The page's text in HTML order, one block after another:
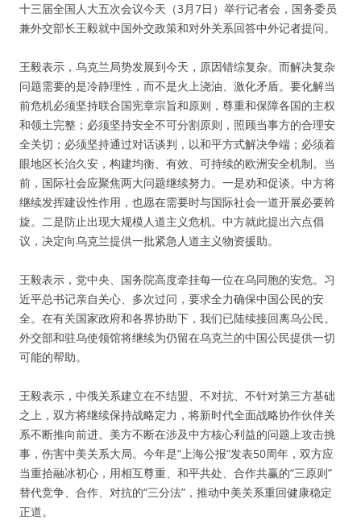
十三届全国人大五次会议今天（3月7日）举行记者会，国务委员
兼外交部长王毅就中国外交政策和对外关系回答中外记者提问。
王毅表示，乌克兰局势发展到今天，原因错综复杂。而解决复杂
问题需要的是冷静理性，而不是火上浇油、激化矛盾。要化解当
前危机必须坚持联合国宪章宗旨和原则，尊重和保障各国的主权
和领土完整；必须坚持安全不可分割原则，照顾当事方的合理安
全关切；必须坚持通过对话谈判，以和平方式解决争端；必须着
眼地区长治久安，构建均衡、有效、可持续的欧洲安全机制。当
前，国际社会应聚焦两大问题继续努力。一是劝和促谈。中方将
继续发挥建设性作用，也愿在需要时与国际社会一道开展必要斡
旋。二是防止出现大规模人道主义危机。中方就此提出六点倡
议，决定向乌克兰提供一批紧急人道主义物资援助。
王毅表示，党中央、国务院高度牵挂每一位在乌同胞的安危。习
近平总书记亲自关心、多次过问，要求全力确保中国公民的安
全。在有关国家政府和各界协助下，我们已陆续接回离乌公民。
外交部和驻乌使领馆将继续为仍留在乌克兰的中国公民提供一切
可能的帮助。
王毅表示，中俄关系建立在不结盟、不对抗、不针对第三方基础
之上，双方将继续保持战略定力，将新时代全面战略协作伙伴关
系不断推向前进。美方不断在涉及中方核心利益的问题上攻击挑
事，伤害中美关系大局。今年是“上海公报”发表50周年，双方应
当重拾融冰初心，用相互尊重、和平共处、合作共赢的“三原则”
替代竞争、合作、对抗的“三分法”，推动中美关系重回健康稳定
正道。